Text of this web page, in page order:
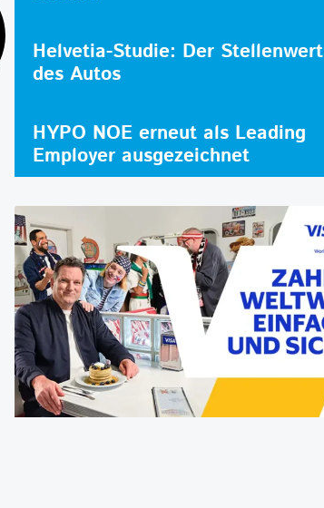
Helvetia-Studie: Der Stellenwert
des Autos
HYPO NOE erneut als Leading
Employer ausgezeichnet